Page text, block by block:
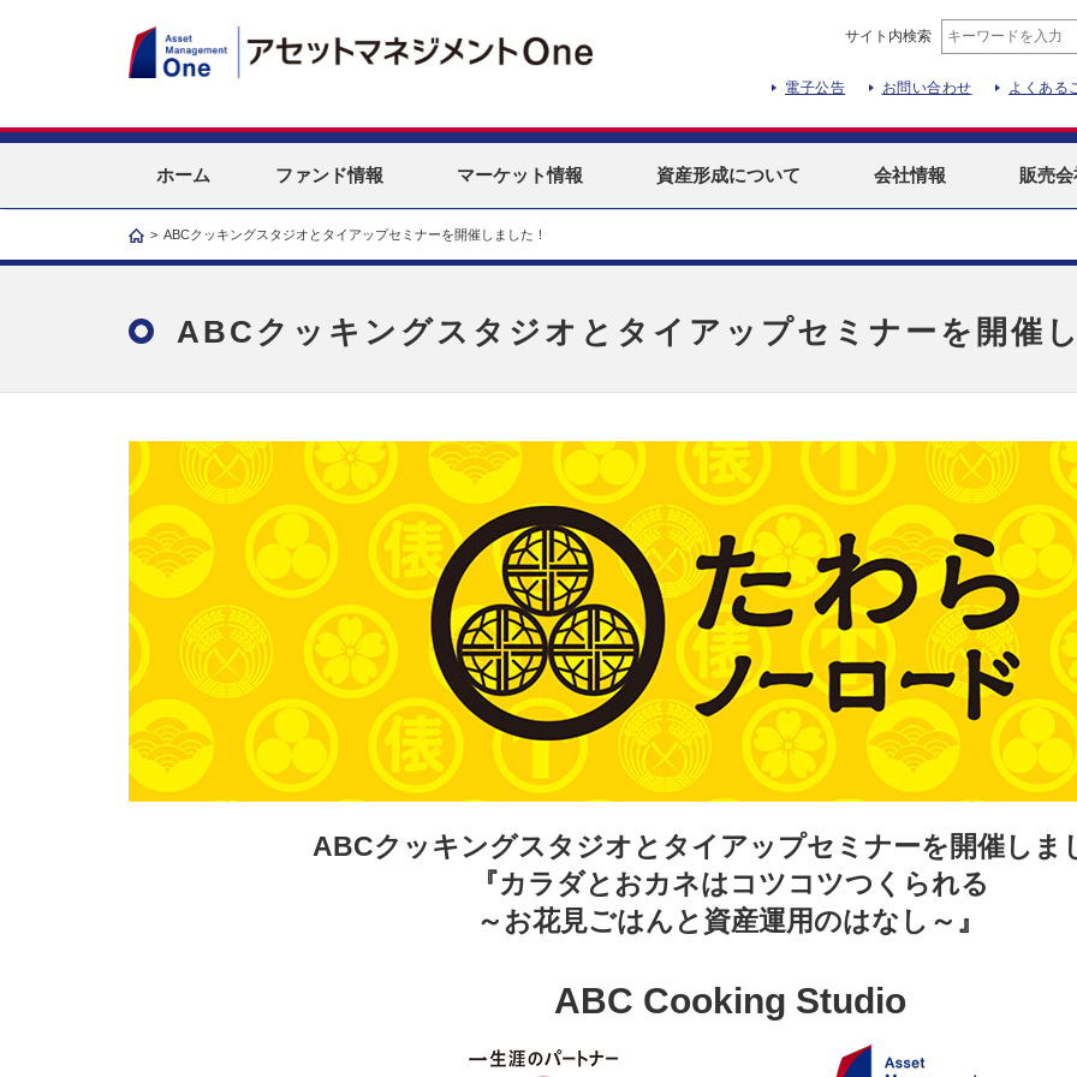
サイト内検索
電子公告 お問い合わせ よくある
ホーム ファンド情報 マーケット情報 資産形成について 会社情報 販売
> ABCクッキングスタジオとタイアップセミナーを開催しました！
ABCクッキングスタジオとタイアップセミナーを開催
ABCクッキングスタジオとタイアップセミナーを開催しま
『カラダとおカネはコツコツつくられる
～お花見ごはんと資産運用のはなし～』
ABC Cooking Studio